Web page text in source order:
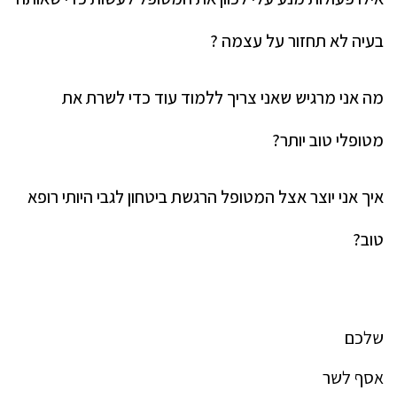
בעיה לא תחזור על עצמה ?
מה אני מרגיש שאני צריך ללמוד עוד כדי לשרת את
מטופלי טוב יותר?
איך אני יוצר אצל המטופל הרגשת ביטחון לגבי היותי רופא
טוב?
שלכם
אסף לשר